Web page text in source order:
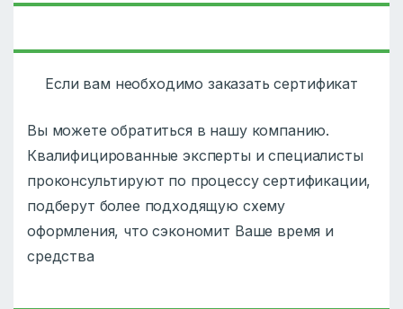
Если вам необходимо заказать сертификат
Вы можете обратиться в нашу компанию.
Квалифицированные эксперты и специалисты
проконсультируют по процессу сертификации,
подберут более подходящую схему
оформления, что сэкономит Ваше время и
средства